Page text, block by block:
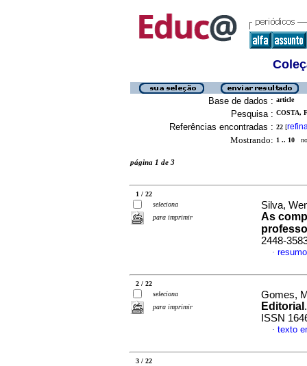
Base de dados : article
Pesquisa : COSTA,
Referências encontradas : 22 [
Mostrando: 1 .. 10
página 1 de 3
1 / 22
seleciona
para imprimir
Silva,
As
2448-
·
2 / 22
seleciona
para imprimir
Gomes,
Editorial
ISSN
· texto
3 / 22